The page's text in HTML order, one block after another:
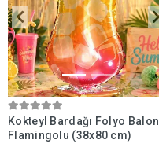
Kokteyl Bardağı Folyo Balon
Flamingolu (38x80 cm)